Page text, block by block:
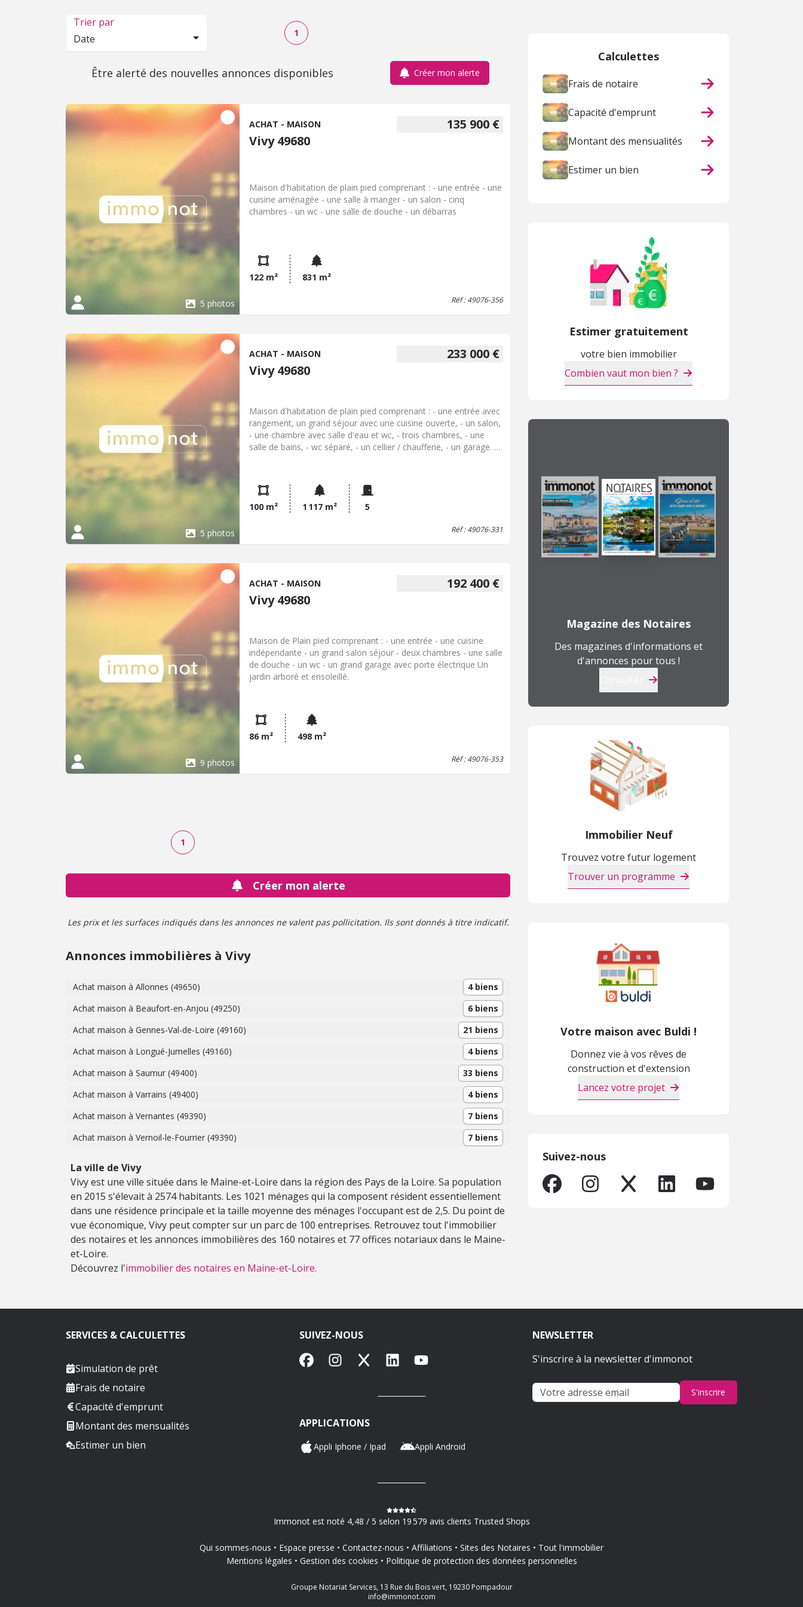
Trier par
Date
1
Être alerté des nouvelles annonces disponibles Créer mon alerte
5 photos
135 900 €
ACHAT - MAISON
Vivy 49680
Maison d'habitation de plain pied comprenant : - une entrée - une
cuisine aménagée - une salle à manger - un salon - cinq
chambres - un wc - une salle de douche - un débarras
122 m² 831 m²
Réf : 49076-356
5 photos
233 000 €
ACHAT - MAISON
Vivy 49680
Maison d'habitation de plain pied comprenant : - une entrée avec
rangement, un grand séjour avec une cuisine ouverte, - un salon,
- une chambre avec salle d'eau et wc, - trois chambres, - une
salle de bains, - wc séparé, - un cellier / chaufferie, - un garage. -
bien est exposé sont disponibles sur le site Géorisques :
www.georisques.gouv.fr
100 m²
1 117 m² 5
Réf : 49076-331
9 photos
192 400 €
ACHAT - MAISON
Vivy 49680
Maison de Plain pied comprenant : - une entrée - une cuisine
indépendante - un grand salon séjour - deux chambres - une salle
de douche - un wc - un grand garage avec porte électrique Un
jardin arboré et ensoleillé.
86 m² 498 m²
Réf : 49076-353
1
Créer mon alerte
Les prix et les surfaces indiqués dans les annonces ne valent pas pollicitation. Ils sont donnés à titre indicatif.
Annonces immobilières à Vivy
Achat maison à Allonnes (49650)
4 biens
Achat maison à Beaufort-en-Anjou (49250)
6 biens
Achat maison à Gennes-Val-de-Loire (49160)
21 biens
Achat maison à Longué-Jumelles (49160)
4 biens
Achat maison à Saumur (49400)
33 biens
Achat maison à Varrains (49400)
4 biens
Achat maison à Vernantes (49390)
7 biens
Achat maison à Vernoil-le-Fourrier (49390)
7 biens
La ville de Vivy
Vivy est une ville située dans le Maine-et-Loire dans la région des Pays de la Loire. Sa population
en 2015 s'élevait à 2574 habitants. Les 1021 ménages qui la composent résident essentiellement
dans une résidence principale et la taille moyenne des ménages l'occupant est de 2,5. Du point de
vue économique, Vivy peut compter sur un parc de 100 entreprises. Retrouvez tout l'immobilier
des notaires et les annonces immobilières des 160 notaires et 77 offices notariaux dans le Maine-
et-Loire.
Découvrez l'immobilier des notaires en Maine-et-Loire.
Calculettes
Frais de notaire
Capacité d'emprunt
Montant des mensualités
Estimer un bien
Estimer gratuitement
votre bien immobilier
Combien vaut mon bien ?
Magazine des Notaires
Des magazines d'informations et
d'annonces pour tous !
Immobilier Neuf
Trouvez votre futur logement
Trouver un programme
Votre maison avec Buldi !
Donnez vie à vos rêves de
construction et d'extension
Lancez votre projet
Suivez-nous
SERVICES & CALCULETTES
Simulation de prêt
Frais de notaire
Capacité d'emprunt
Montant des mensualités
Estimer un bien
SUIVEZ-NOUS
FacebookInstagram
X LinkedInYouTube
APPLICATIONS
Appli Iphone / Ipad Appli Android
NEWSLETTER
S'inscrire à la newsletter d'immonot
S'inscrire
Immonot est noté 4,48 / 5 selon 19 579 avis clients Trusted Shops
Qui sommes-nous Espace presse Contactez-nous Affiliations Sites des Notaires
Tout l'immobilier
Mentions légales
Gestion des cookies Politique de protection des données personnelles
Groupe Notariat Services, 13 Rue du Bois vert, 19230 Pompadour
info@immonot.com